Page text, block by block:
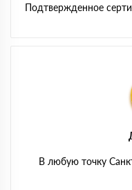
Подтвержденное
В любую точку